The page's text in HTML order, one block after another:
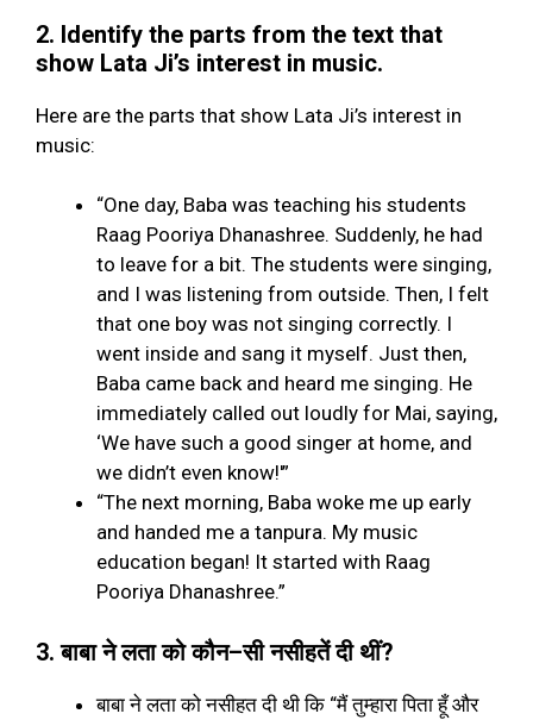
2. Identify the parts from the text that
show Lata Ji’s interest in music.
Here are the parts that show Lata Ji’s interest in
music:
“One day, Baba was teaching his students
Raag Pooriya Dhanashree. Suddenly, he had
to leave for a bit. The students were singing,
and I was listening from outside. Then, I felt
that one boy was not singing correctly. I
went inside and sang it myself. Just then,
Baba came back and heard me singing. He
immediately called out loudly for Mai, saying,
‘We have such a good singer at home, and
we didn’t even know!'”
“The next morning, Baba woke me up early
and handed me a tanpura. My music
education began! It started with Raag
Pooriya Dhanashree.”
3.बाबा ने लता को कौन–सी नसीहतें दी थीं?
बाबा ने लता को नसीहत दी थी कि “मैं तुम्हारा पिता हूँ और